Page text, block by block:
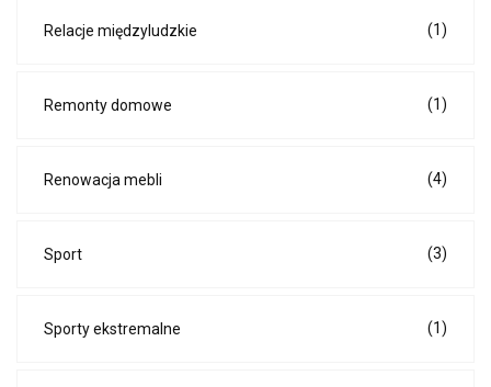
Relacje międzyludzkie (1)
Remonty domowe (1)
Renowacja mebli (4)
Sport (3)
Sporty ekstremalne (1)